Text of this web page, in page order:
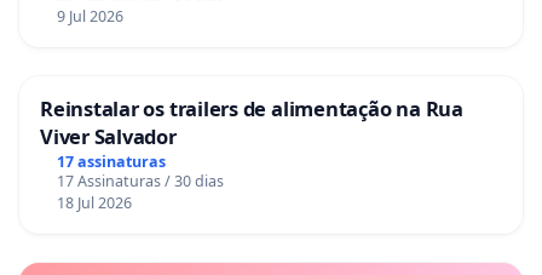
9 Jul 2026
Reinstalar os trailers de alimentação na Rua
Viver Salvador
17 assinaturas
17 Assinaturas / 30 dias
18 Jul 2026